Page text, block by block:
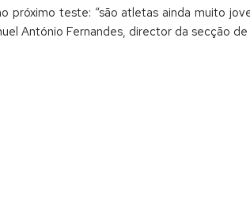
próximo teste: “são atletas ainda muito
António Fernandes, director da secção